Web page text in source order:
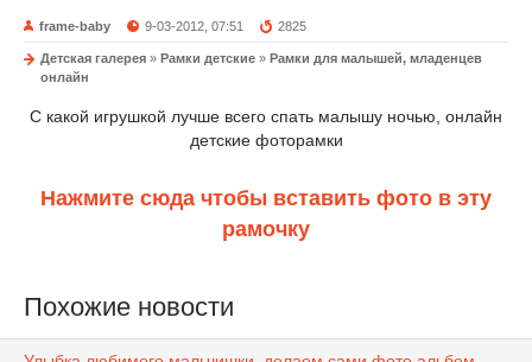
frame-baby 9-03-2012, 07:51 2825
Детская галерея » Рамки детские » Рамки для малышей, младенцев
онлайн
С какой игрушкой лучше всего спать малышу ночью, онлайн
детские фоторамки
Нажмите сюда чтобы вставить фото в эту
рамочку
Похожие новости